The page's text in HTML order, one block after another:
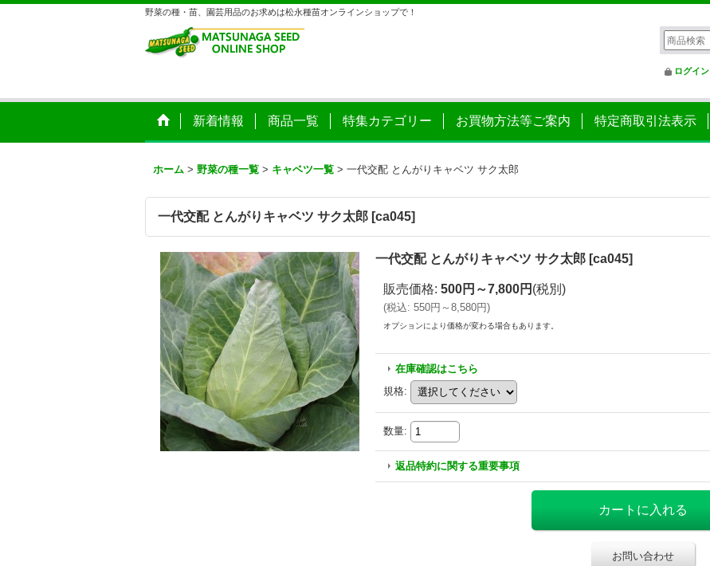
野菜の種・苗、園芸用品のお求めは松永種苗オンラインショップで！
ログイン
新着情報 商品一覧 特集カテゴリー お買物方法等ご案内 特定商取引法表示
ホーム > 野菜の種一覧 > キャベツ一覧 > 一代交配 とんがりキャベツ サク太郎
一代交配 とんがりキャベツ サク太郎 [ca045]
一代交配 とんがりキャベツ サク太郎 [ca045]
販売価格: 500円～7,800円 (税別)
(税込: 550円～8,580円)
オプションにより価格が変わる場合もあります。
在庫確認はこちら
規格:
数量:
返品特約に関する重要事項
お問い合わせ